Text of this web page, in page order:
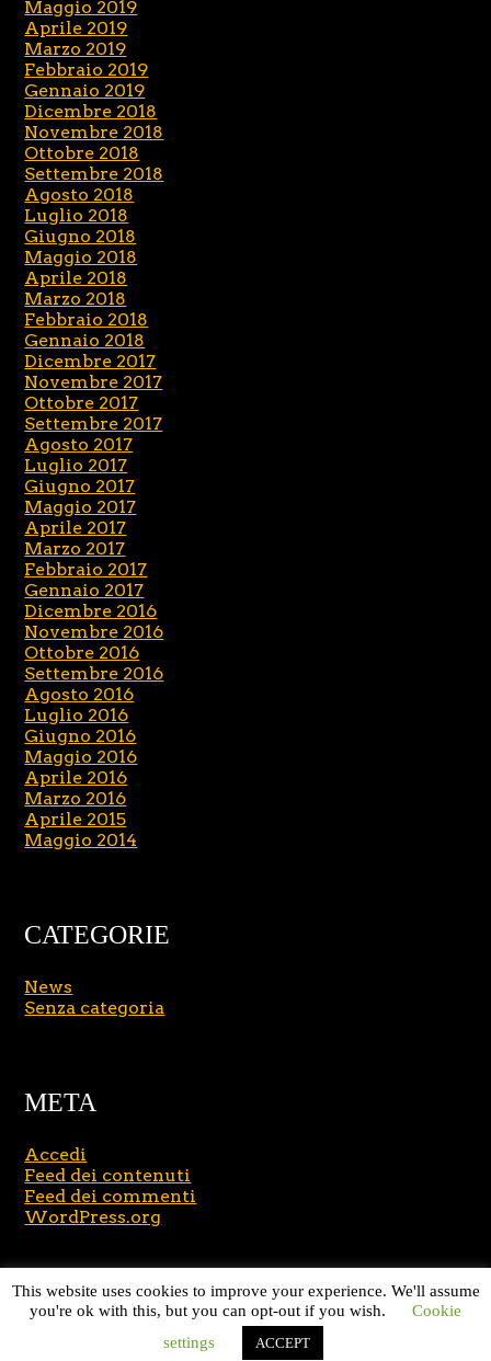
Maggio 2019
Aprile 2019
Marzo 2019
Febbraio 2019
Gennaio 2019
Dicembre 2018
Novembre 2018
Ottobre 2018
Settembre 2018
Agosto 2018
Luglio 2018
Giugno 2018
Maggio 2018
Aprile 2018
Marzo 2018
Febbraio 2018
Gennaio 2018
Dicembre 2017
Novembre 2017
Ottobre 2017
Settembre 2017
Agosto 2017
Luglio 2017
Giugno 2017
Maggio 2017
Aprile 2017
Marzo 2017
Febbraio 2017
Gennaio 2017
Dicembre 2016
Novembre 2016
Ottobre 2016
Settembre 2016
Agosto 2016
Luglio 2016
Giugno 2016
Maggio 2016
Aprile 2016
Marzo 2016
Aprile 2015
Maggio 2014
CATEGORIE
News
Senza categoria
META
Accedi
Feed dei contenuti
Feed dei commenti
WordPress.org
Copyright © 2026 Massimo Brusasco
. All Rights
Reserved.Journal Lite by Slocum Studio
This website uses cookies to improve your experience. We'll assume
you're ok with this, but you can opt-out if you wish.
Cookie
settings
ACCEPT